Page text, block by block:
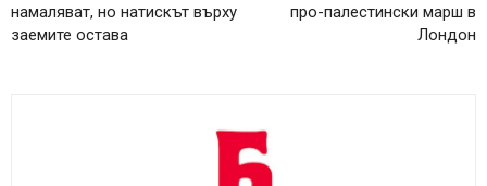
намаляват, но натискът върху
заемите остава
про-палестински марш в
Лондон